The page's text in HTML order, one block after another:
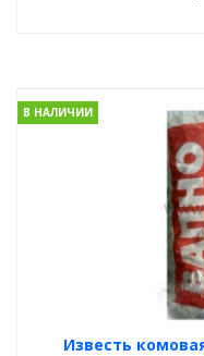
Известь
В НАЛИЧИИ